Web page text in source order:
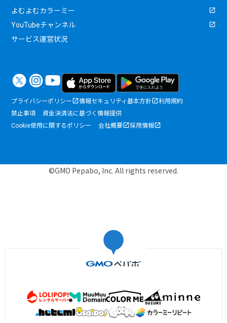
よむよむカラーミー
YouTubeチャンネル
サービス運営状況
プライバシーポリシー 情報セキュリティ基本方針
利用規約
禁止事項
資金決済法に基づく情報提供
Cookie使用に関するポリシー
会社概要 採用情報
©GMO Pepabo, Inc. All rights reserved.